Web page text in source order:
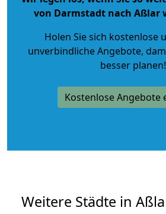
von Darmstadt nach Aßlar
Holen Sie sich kostenlose
unverbindliche Angebote,
besser planen!
Kostenlose Angebote
Weitere Städte in